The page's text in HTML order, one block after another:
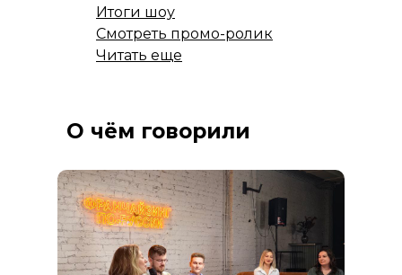
Итоги шоу
Смотреть промо-ролик
Читать еще
О чём говорили